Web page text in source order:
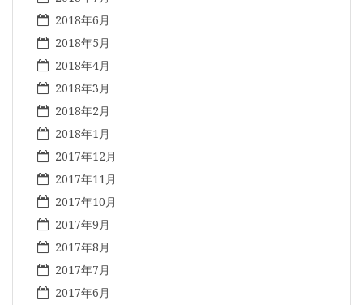
2018年6月
2018年5月
2018年4月
2018年3月
2018年2月
2018年1月
2017年12月
2017年11月
2017年10月
2017年9月
2017年8月
2017年7月
2017年6月